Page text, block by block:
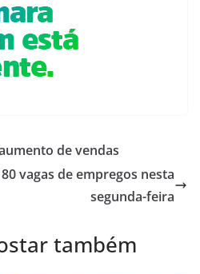
de vendas
vagas de empregos nesta
segunda-feira
também